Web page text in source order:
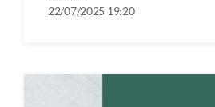
22/07/2025 19:20